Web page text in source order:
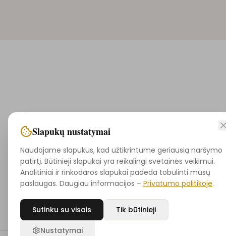
Slapukų nustatymai
Naudojame slapukus, kad užtikrintume geriausią naršymo
patirtį. Būtinieji slapukai yra reikalingi svetainės veikimui.
Analitiniai ir rinkodaros slapukai padeda tobulinti mūsų
paslaugas. Daugiau informacijos – Privatumo politikoje.
Sutinku su visais Tik būtinieji
Nustatymai